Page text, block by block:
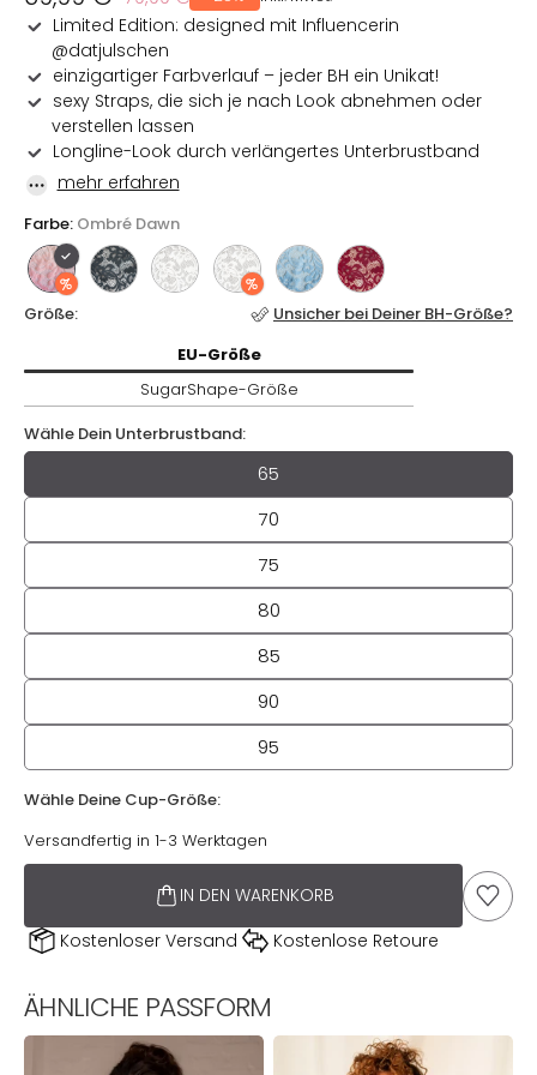
Preis
Limited Edition: designed mit Influencerin
@datjulschen
einzigartiger Farbverlauf – jeder BH ein Unikat!
sexy Straps, die sich je nach Look abnehmen oder
verstellen lassen
Longline-Look durch verlängertes Unterbrustband
mehr erfahren
Farbe: Ombré Dawn
Größe: Unsicher bei Deiner BH-Größe?
Größe / SugarShape-Größe
EU-Größe
SugarShape-Größe
Wähle Dein Unterbrustband:
Wähle Dein Unterbrustband 65
70
75
80
85
90
95
Wähle Deine Cup-Größe:
Versandfertig in 1-3 Werktagen
IN DEN WARENKORB AUF
Kostenloser Versand Kostenlose Retoure
ÄHNLICHE PASSFORM
BH
BH